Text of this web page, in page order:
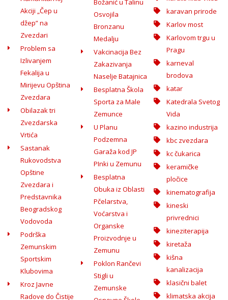
Akciji „Čep u
džep” na
Zvezdari
Problem sa
Izlivanjem
Fekalija u
Mirijevu Opština
Zvezdara
Obilazak tri
Zvezdarska
Vrtića
Sastanak
Rukovodstva
Opštine
Zvezdara i
Predstavnika
Beogradskog
Vodovoda
Podrška
Zemunskim
Sportskim
Klubovima
Kroz Javne
Radove do Čistije
Božanić u Talinu
Osvojila
Bronzanu
Medalju
Vakcinacija Bez
Zakazivanja
Naselje Batajnica
Besplatna Škola
Sporta za Male
Zemunce
U Planu
Podzemna
Garaža kod JP
PInki u Zemunu
Besplatna
Obuka iz Oblasti
Pčelarstva,
Voćarstva i
Organske
Proizvodnje u
Zemunu
Poklon Rančevi
Stigli u
Zemunske
karavan prirode
Karlov most
Karlovom trgu u
Pragu
karneval
brodova
katar
Katedrala Svetog
Vida
kazino industrija
kbc zvezdara
kc čukarica
keramičke
pločice
kinematografija
kineski
privrednici
kineziterapija
kiretaža
kišna
kanalizacija
klasični balet
klimatska akcija